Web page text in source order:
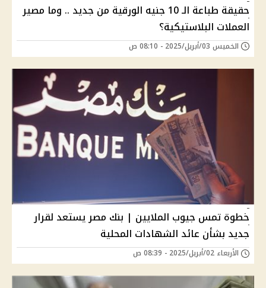
حقيقة طباعة الـ 10 جنيه الورقية من جديد .. وما مصير
العملات البلاستيكية؟
الخميس 03/أبريل/2025 - 08:10 ص
خطوة تمس جيوب الملايين | بنك مصر يستعد لقرار
جديد بشأن عائد الشهادات المحلية
الأربعاء 02/أبريل/2025 - 08:39 ص